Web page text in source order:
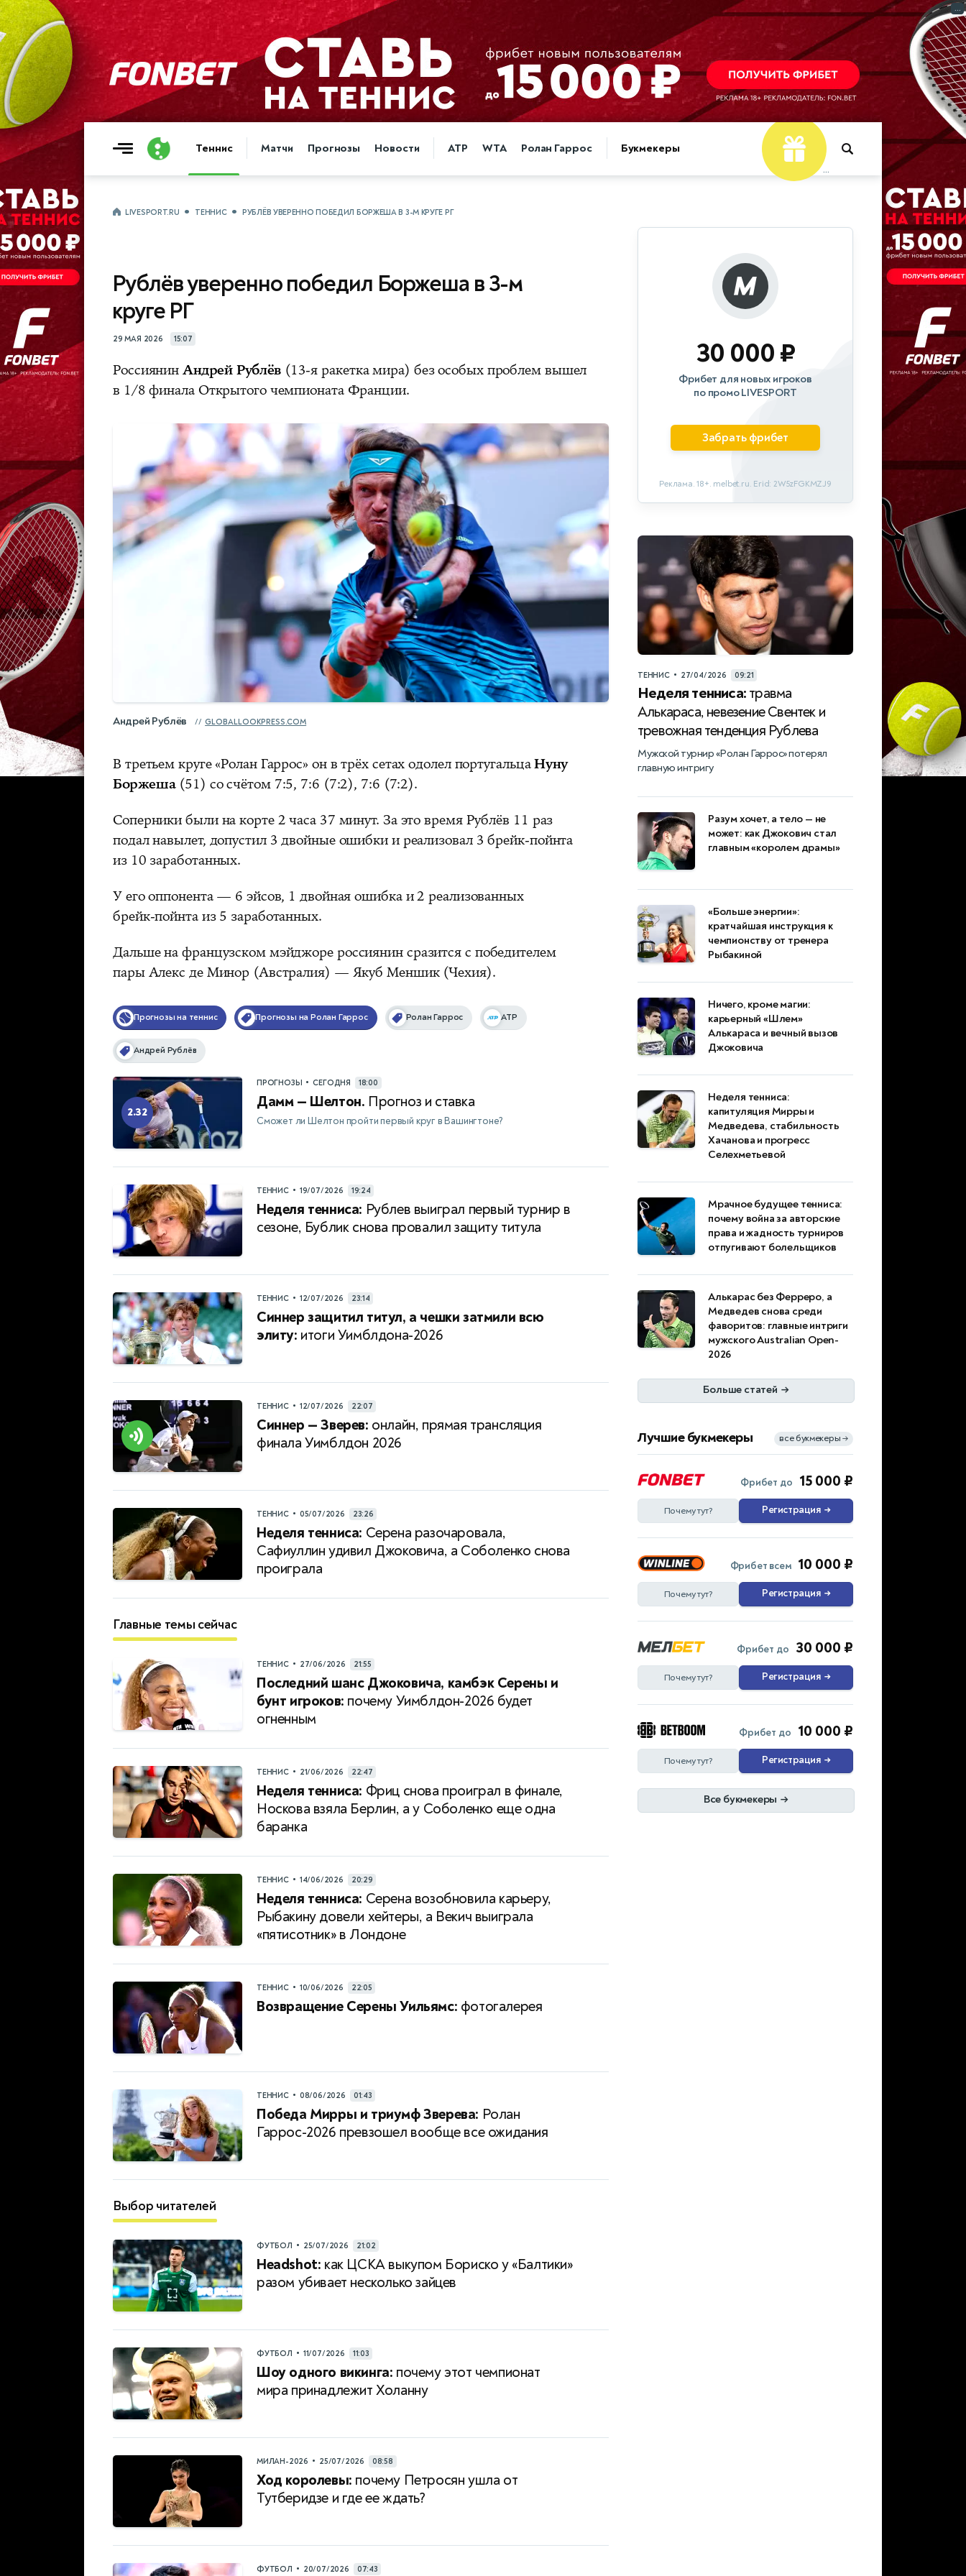
Теннис Матчи Прогнозы Новости ATP WTA Ролан Гаррос Букмекеры
...
LIVESPORT.RU ТЕННИС РУБЛЁВ УВЕРЕННО ПОБЕДИЛ БОРЖЕША В 3-М КРУГЕ РГ
Рублёв уверенно победил Боржеша в 3-м
круге РГ
29 МАЯ 2026 15:07
РоссиянинАндрей Рублёв(13‑я ракетка мира) без особых проблем вышел
в 1/8 финала Открытого чемпионата Франции.
Андрей Рублёв GLOBALLOOKPRESS.COM
В третьем круге «Ролан Гаррос» он в трёх сетах одолел португальцаНуну
Боржеша(51) со счётом 7:5, 7:6 (7:2), 7:6 (7:2).
Соперники были на корте 2 часа 37 минут. За это время Рублёв 11 раз
подал навылет, допустил 3 двойные ошибки и реализовал 3 брейк‑пойнта
из 10 заработанных.
У его оппонента — 6 эйсов, 1 двойная ошибка и 2 реализованных
брейк‑пойнта из 5 заработанных.
Дальше на французском мэйджоре россиянин сразится с победителем
пары Алекс де Минор (Австралия) — Якуб Меншик (Чехия).
Прогнозы на теннис Прогнозы на Ролан Гаррос Ролан Гаррос ATP
Андрей Рублёв
2.32
ПРОГНОЗЫ • СЕГОДНЯ 18:00
Дамм — Шелтон. Прогноз и ставка
Сможет ли Шелтон пройти первый круг в Вашингтоне?
ТЕННИС • 19/07/2026 19:24
Неделя тенниса: Рублев выиграл первый турнир в
сезоне, Бублик снова провалил защиту титула
ТЕННИС • 12/07/2026 23:14
Синнер защитил титул, а чешки затмили всю
элиту: итоги Уимблдона-2026
ТЕННИС • 12/07/2026 22:07
Синнер — Зверев: онлайн, прямая трансляция
финала Уимблдон 2026
ТЕННИС • 05/07/2026 23:26
Неделя тенниса: Серена разочаровала,
Сафиуллин удивил Джоковича, а Соболенко снова
проиграла
Главные темы сейчас
ТЕННИС • 27/06/2026 21:55
Последний шанс Джоковича, камбэк Серены и
бунт игроков: почему Уимблдон-2026 будет
огненным
ТЕННИС • 21/06/2026 22:47
Неделя тенниса: Фриц снова проиграл в финале,
Носкова взяла Берлин, а у Соболенко еще одна
баранка
ТЕННИС • 14/06/2026 20:29
Неделя тенниса: Серена возобновила карьеру,
Рыбакину довели хейтеры, а Векич выиграла
«пятисотник» в Лондоне
ТЕННИС • 10/06/2026 22:05
Возвращение Серены Уильямс: фотогалерея
ТЕННИС • 08/06/2026 01:43
Победа Мирры и триумф Зверева: Ролан
Гаррос-2026 превзошел вообще все ожидания
Выбор читателей
ФУТБОЛ • 25/07/2026 21:02
Headshot: как ЦСКА выкупом Бориско у «Балтики»
разом убивает несколько зайцев
ФУТБОЛ • 11/07/2026 11:03
Шоу одного викинга: почему этот чемпионат
мира принадлежит Холанну
МИЛАН-2026 • 25/07/2026 08:58
Ход королевы: почему Петросян ушла от
Тутберидзе и где ее ждать?
ФУТБОЛ • 20/07/2026 07:43
30 000 ₽
Фрибет для новых игроков
по промо LIVESPORT
Забрать фрибет
Реклама. 18+. melbet.ru. Erid: 2W5zFGKMZJ9
ТЕННИС • 27/04/2026 09:21
Неделя тенниса: травма
Алькараса, невезение Свентек и
тревожная тенденция Рублева
Мужской турнир «Ролан Гаррос» потерял
главную интригу
Разум хочет, а тело — не
может: как Джокович стал
главным «королем драмы»
«Больше энергии»:
кратчайшая инструкция к
чемпионству от тренера
Рыбакиной
Ничего, кроме магии:
карьерный «Шлем»
Алькараса и вечный вызов
Джоковича
Неделя тенниса:
капитуляция Мирры и
Медведева, стабильность
Хачанова и прогресс
Селехметьевой
Мрачное будущее тенниса:
почему война за авторские
права и жадность турниров
отпугивают болельщиков
Алькарас без Ферреро, а
Медведев снова среди
фаворитов: главные интриги
мужского Australian Open-
2026
Больше статей →
Лучшие букмекеры все букмекеры →
Фрибет до 15 000 ₽
Почему тут? Регистрация →
Фрибет всем 10 000 ₽
Почему тут? Регистрация →
Фрибет до 30 000 ₽
Почему тут? Регистрация →
Фрибет до 10 000 ₽
Почему тут? Регистрация →
Все букмекеры →
...